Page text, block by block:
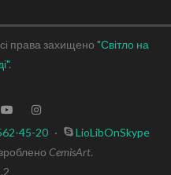
права захищено "Світло на
.
45-20 ·
LioLibOnSkype
CemisArt.